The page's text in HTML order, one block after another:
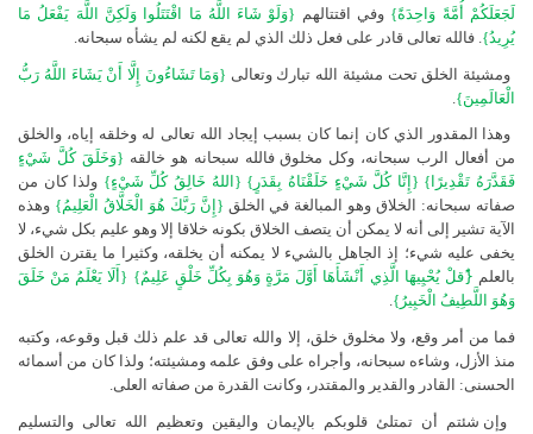
لَجَعَلَكُمْ أُمَّةً وَاحِدَةً} وفي اقتتالهم {وَلَوْ شَاءَ اللَّهُ مَا اقْتَتَلُوا وَلَكِنَّ اللَّهَ يَفْعَلُ مَا
يُرِيدُ} . فالله تعالى قادر على فعل ذلك الذي لم يقع لكنه لم يشأه سبحانه.
ومشيئة الخلق تحت مشيئة الله تبارك وتعالى {وَمَا تَشَاءُونَ إِلَّا أَنْ يَشَاءَ اللَّهُ رَبُّ
الْعَالَمِينَ}
وهذا المقدور الذي كان إنما كان بسبب إيجاد الله تعالى له وخلقه إياه، والخلق
من أفعال الرب سبحانه، وكل مخلوق فالله سبحانه هو خالقه {وَخَلَقَ كُلَّ شَيْءٍ
فَقَدَّرَهُ تَقْدِيرًا} {إِنَّا كُلَّ شَيْءٍ خَلَقْنَاهُ بِقَدَرٍ} {اللهُ خَالِقُ كُلِّ شَيْءٍ} ولذا كان من
صفاته سبحانه: الخلاق وهو المبالغة في الخلق {إِنَّ رَبَّكَ هُوَ الْخَلَّاقُ الْعَلِيمُ} وهذه
الآية تشير إلى أنه لا يمكن أن يتصف الخلاق بكونه خلاقا إلا وهو عليم بكل شيء، لا
يخفى عليه شيء؛ إذ الجاهل بالشيء لا يمكنه أن يخلقه، وكثيرا ما يقترن الخلق
بالعلم {ُقلْ يُحْيِيهَا الَّذِي أَنْشَأَهَا أَوَّلَ مَرَّةٍ وَهُوَ بِكُلِّ خَلْقٍ عَلِيمٌ} {أَلَا يَعْلَمُ مَنْ خَلَقَ
وَهُوَ اللَّطِيفُ الْخَبِيرُ}.
فما من أمر وقع، ولا مخلوق خلق، إلا والله تعالى قد علم ذلك قبل وقوعه، وكتبه
منذ الأزل، وشاءه سبحانه، وأجراه على وفق علمه ومشيئته؛ ولذا كان من أسمائه
الحسنى: القادر والقدير والمقتدر، وكانت القدرة من صفاته العلى.
وإن شئتم أن تمتلئ قلوبكم بالإيمان واليقين وتعظيم الله تعالى والتسليم